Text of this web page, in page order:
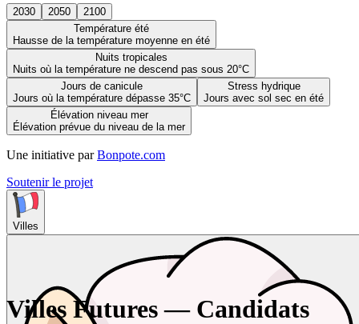
2030 2050
2100
Température été
Hausse de la température moyenne en été
Nuits tropicales
Nuits où la température ne descend pas sous 20°C
Jours de canicule
Jours où la température dépasse 35°C
Stress hydrique
Jours avec sol sec en été
Élévation niveau mer
Élévation prévue du niveau de la mer
Une initiative par Bonpote.com
Soutenir le projet
Villes
Villes Futures — Candidats